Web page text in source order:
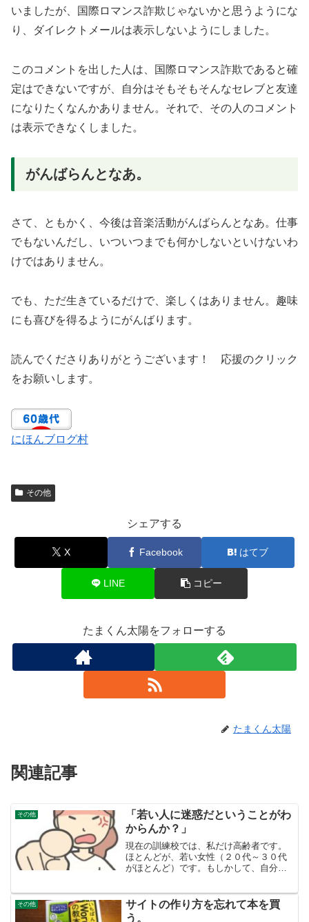
いましたが、国際ロマンス詐欺じゃないかと思うようにな
り、ダイレクトメールは表示しないようにしました。
このコメントを出した人は、国際ロマンス詐欺であると確
定はできないですが、自分はそもそもそんなセレブと友達
になりたくなんかありません。それで、その人のコメント
は表示できなくしました。
がんばらんとなあ。
さて、ともかく、今後は音楽活動がんばらんとなあ。仕事
でもないんだし、いついつまでも何かしないといけないわ
けではありません。
でも、ただ生きているだけで、楽しくはありません。趣味
にも喜びを得るようにがんばります。
読んでくださりありがとうございます！ 応援のクリック
をお願いします。
にほんブログ村
その他
シェアする
X Facebook はてブ
LINE コピー
たまくん太陽をフォローする
たまくん太陽
関連記事
その他
「若い人に迷惑だということがわ
からんか？」
現在の訓練校では、私だけ高齢者です。
ほとんどが、若い女性（２０代～３０代
がほとんど）です。もしかして、自分の
す。ハローワークで言われた言葉冒頭の
言葉は、私が６１歳の時、...
その他
サイトの作り方を忘れて本を買
う。